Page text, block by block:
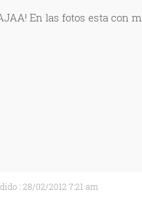
En las fotos esta con
: 28/02/2012 7:21 am